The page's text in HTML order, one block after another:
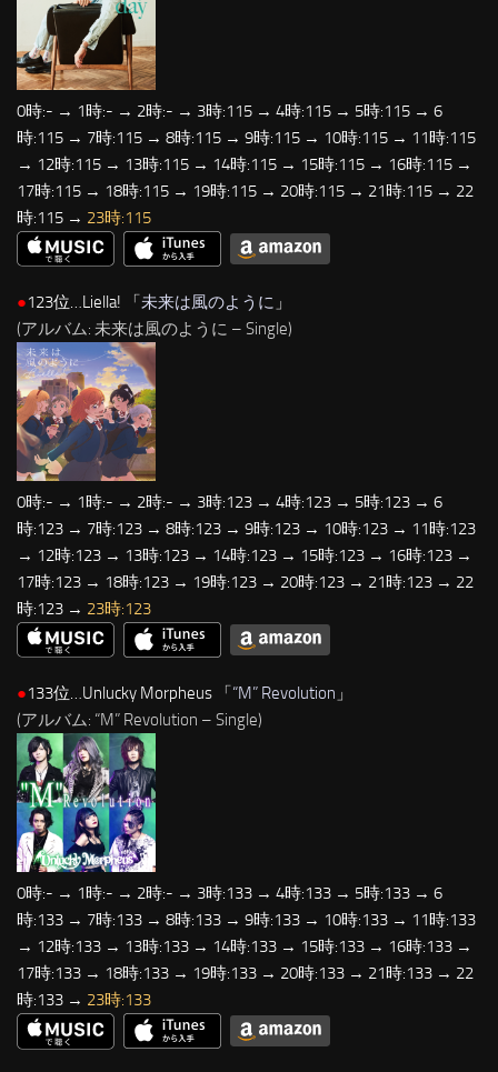
0時:- → 1時:- → 2時:- → 3時:115 → 4時:115 → 5時:115 → 6
時:115 → 7時:115 → 8時:115 → 9時:115 → 10時:115 → 11時:115
→ 12時:115 → 13時:115 → 14時:115 → 15時:115 → 16時:115 →
17時:115 → 18時:115 → 19時:115 → 20時:115 → 21時:115 → 22
時:115 → 23時:115
●123位…Liella! 「未来は風のように 」
(アルバム: 未来は風のように – Single)
0時:- → 1時:- → 2時:- → 3時:123 → 4時:123 → 5時:123 → 6
時:123 → 7時:123 → 8時:123 → 9時:123 → 10時:123 → 11時:123
→ 12時:123 → 13時:123 → 14時:123 → 15時:123 → 16時:123 →
17時:123 → 18時:123 → 19時:123 → 20時:123 → 21時:123 → 22
時:123 → 23時:123
●133位…Unlucky Morpheus 「“M” Revolution 」
(アルバム: “M” Revolution – Single)
0時:- → 1時:- → 2時:- → 3時:133 → 4時:133 → 5時:133 → 6
時:133 → 7時:133 → 8時:133 → 9時:133 → 10時:133 → 11時:133
→ 12時:133 → 13時:133 → 14時:133 → 15時:133 → 16時:133 →
17時:133 → 18時:133 → 19時:133 → 20時:133 → 21時:133 → 22
時:133 → 23時:133